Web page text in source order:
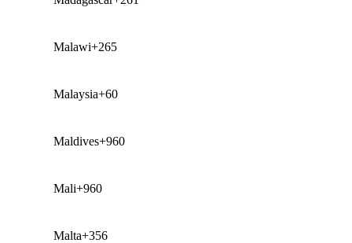
Malawi+265
Malaysia+60
Maldives+960
Mali+960
Malta+356